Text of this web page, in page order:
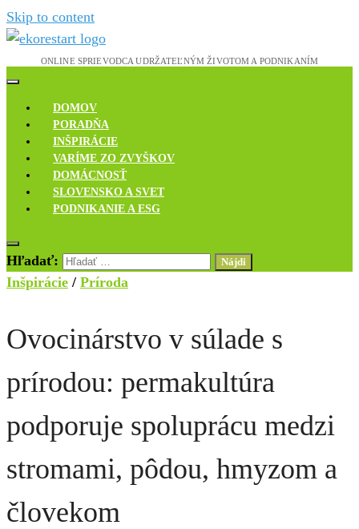
Skip to content
Ekoreštart
Novinky, rozhovory a inšpirácie
DOMOV
PORADŇA
INŠPIRÁCIE
VARÍME ZO ZVYŠKOV
DOMÁCNOSŤ
SLOVENSKO A SVET
PODNIKANIE A ESG
Hľadať:
Inšpirácie / Príroda
Ovocinárstvo v súlade s
prírodou: permakultúra
podporuje spoluprácu medzi
stromami, pôdou, hmyzom a
človekom